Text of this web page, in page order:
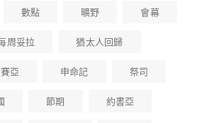
數點 曠野
會幕
周妥拉
猶太人回歸
亞
申命記
祭司
節期
約書亞